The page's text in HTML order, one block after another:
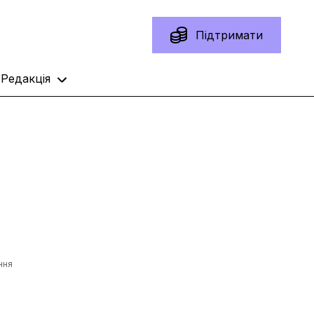
Підтримати
Редакція